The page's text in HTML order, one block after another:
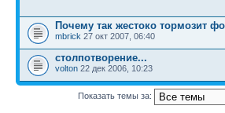
Почему так жестоко тормозит
mbrick 27 окт 2007, 06:40
столпотворение...
volton 22 дек 2006, 10:23
Показать темы за: